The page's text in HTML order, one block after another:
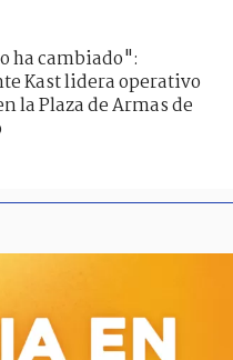
ha cambiado":
Kast lidera operativo
la Plaza de Armas de